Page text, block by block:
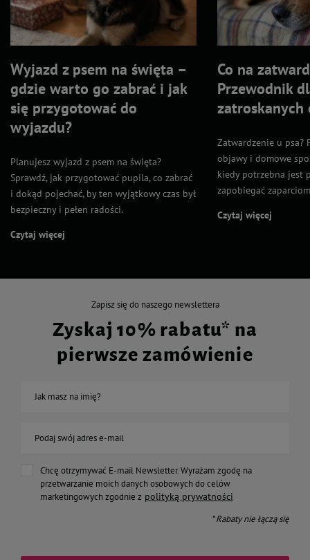
Wyjazd z psem na święta –
gdzie warto go zabrać i jak
się przygotować do
wyjazdu?
Planujesz wyjazd z psem na święta?
Sprawdź, jak przygotować pupila, co zabrać
i dokąd pojechać, by ten wyjątkowy czas był
bezpieczny i pełen radości.
Czytaj więcej
Co na
Przewodnik
zatroskanych
Zatwardzenie u psa?
objawy i domowe
kiedy potrzebna jest
zapobiegać
Czytaj więcej
Zapisz się do naszego newslettera
Zyskaj 10% rabatu* na
pierwsze zamówienie
Jak masz na imię?
Podaj swój adres e-mail
Chcę otrzymywać E-mail Newsletter. Wyrażam zgodę na
przetwarzanie moich danych osobowych do celów
marketingowych zgodnie z polityką prywatności
* Rabaty nie łączą się